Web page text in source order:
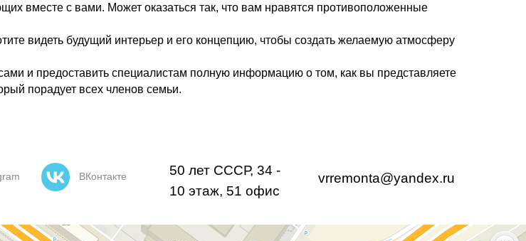
вместе с вами. Может оказаться так, что вам нравятся противоположенные
видеть будущий интерьер и его концепцию, чтобы создать желаемую атмосферу
и предоставить специалистам полную информацию о том, как вы представляете
порадует всех членов семьи.
vrremonta@yandex.ru
50 лет СССР, 34​ -
10 этаж, 51 офис
ВКонтакте